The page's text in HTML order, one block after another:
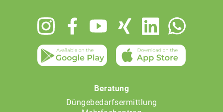
Beratung
Düngebedarfsermittlung